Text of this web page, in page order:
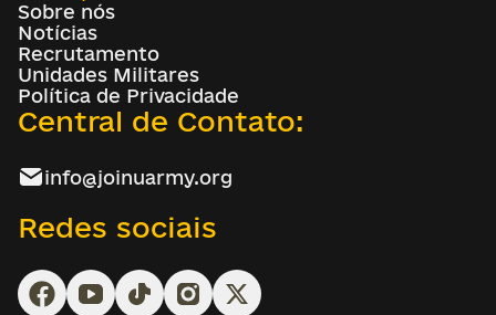
Sobre nós
Notícias
Recrutamento
Unidades Militares
Política de Privacidade
Central de Contato:
info@joinuarmy.org
Redes sociais